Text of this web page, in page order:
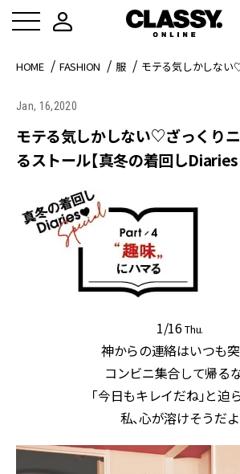
HOME FASHION 服 モテる気しかしな
Jan, 16,2020
モテる気しかしない♡ざっくり
るストール【真冬の着回し
1/16Thu.
神からの連絡はいつも突
コンビニ集合して帰る
「今日もキレイだね」と迫
私、心が溶けそうだよ